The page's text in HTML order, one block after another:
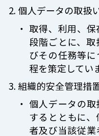
個人データの取扱
取得、利用、
段階ごとに、
びその任務等
程を策定してい
組織的安全管理措
個人データの
するとともに
者及び当該従